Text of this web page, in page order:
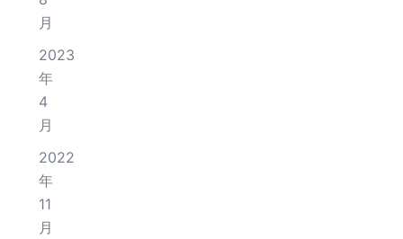
月
2023
年
4
月
2022
年
11
月